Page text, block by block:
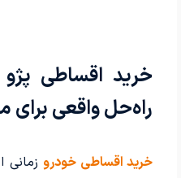
راه‌حل واقعی
خرید اقساطی خودروزمانی